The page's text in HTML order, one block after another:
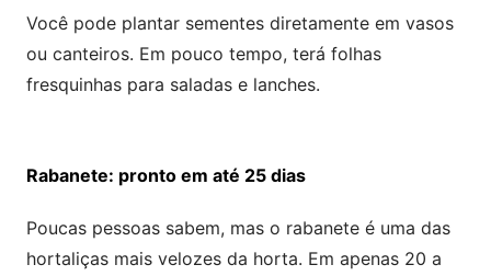
Você pode plantar sementes diretamente em vasos
ou canteiros. Em pouco tempo, terá folhas
fresquinhas para saladas e lanches.
Rabanete: pronto em até 25 dias
Poucas pessoas sabem, mas o rabanete é uma das
hortaliças mais velozes da horta. Em apenas 20 a